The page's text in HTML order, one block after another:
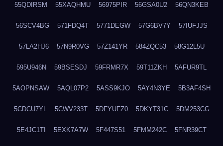
55QDIRSM 55XAQHMU 56975PIR 56GSA0U2 56QN3KEB
56SCV4BG 571FDQ4T 5771DEGW 57G6BV7Y 57IUFJJS
57LA2HJ6 57N9R0VG 57Z141YR 584ZQC53 58G12L5U
595U946N 59BSESDJ 59FRMR7X 59T11ZKH 5AFUR9TL
5AOPNSAW 5AQL07P2 5ASS9KJO 5AY4N3YE 5B3AF4SH
5CDCU7YL 5CWV233T 5DFYUFZ0 5DKYT31C 5DM253CG
5E4JC1TI 5EXK7A7W 5F447S51 5FMM242C 5FNR39CT